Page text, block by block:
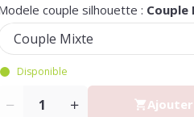
couple silhouette : Couple
Disponible
Quantité